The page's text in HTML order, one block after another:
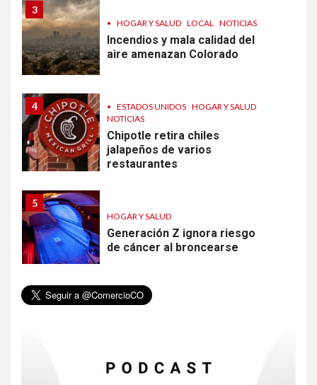
3
• HOGAR Y SALUD LOCAL NOTICIAS
Incendios y mala calidad del
aire amenazan Colorado
4 • ESTADOS UNIDOS HOGAR Y SALUD
NOTICIAS
Chipotle retira chiles
jalapeños de varios
restaurantes
5
HOGAR Y SALUD
Generación Z ignora riesgo
de cáncer al broncearse
6